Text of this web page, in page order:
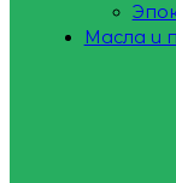
Масла и